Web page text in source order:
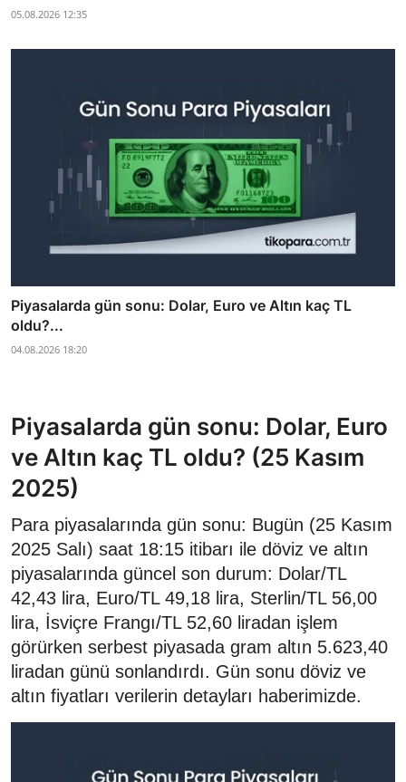
05.08.2026 12:35
Piyasalarda gün sonu: Dolar, Euro ve Altın kaç TL
oldu?...
04.08.2026 18:20
Piyasalarda gün sonu: Dolar, Euro
ve Altın kaç TL oldu? (25 Kasım
2025)
Para piyasalarında gün sonu: Bugün (25 Kasım
2025 Salı) saat 18:15 itibarı ile döviz ve altın
piyasalarında güncel son durum: Dolar/TL
42,43 lira, Euro/TL 49,18 lira, Sterlin/TL 56,00
lira, İsviçre Frangı/TL 52,60 liradan işlem
görürken serbest piyasada gram altın 5.623,40
liradan günü sonlandırdı. Gün sonu döviz ve
altın fiyatları verilerin detayları haberimizde.